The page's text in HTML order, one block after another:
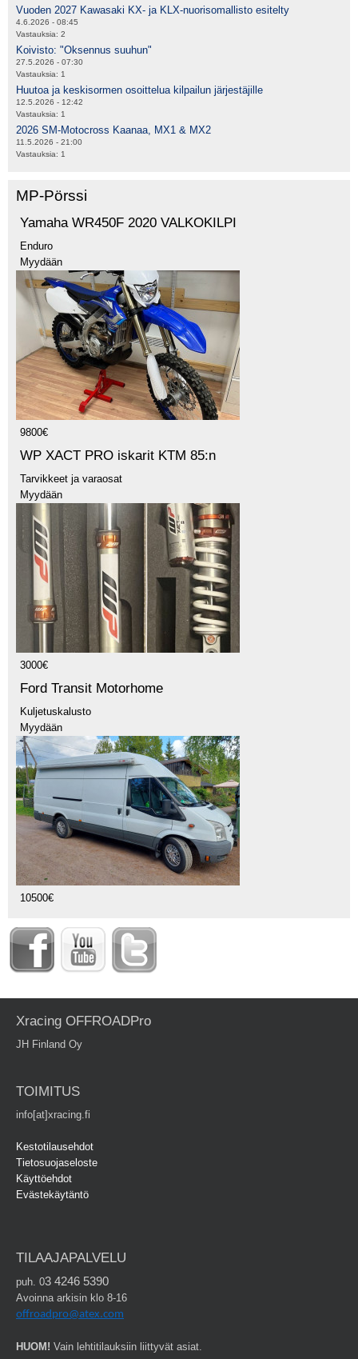
Vuoden 2027 Kawasaki KX- ja KLX-nuorisomallisto esitelty
4.6.2026 - 08:45
Vastauksia: 2
Koivisto: "Oksennus suuhun"
27.5.2026 - 07:30
Vastauksia: 1
Huutoa ja keskisormen osoittelua kilpailun järjestäjille
12.5.2026 - 12:42
Vastauksia: 1
2026 SM-Motocross Kaanaa, MX1 & MX2
11.5.2026 - 21:00
Vastauksia: 1
MP-Pörssi
Yamaha WR450F 2020 VALKOKILPI
Enduro
Myydään
9800€
WP XACT PRO iskarit KTM 85:n
Tarvikkeet ja varaosat
Myydään
3000€
Ford Transit Motorhome
Kuljetuskalusto
Myydään
10500€
Xracing OFFROADPro
JH Finland Oy
TOIMITUS
info[at]xracing.fi
Kestotilausehdot
Tietosuojaseloste
Käyttöehdot
Evästekäytäntö
TILAAJAPALVELU
puh. 03 4246 5390
Avoinna arkisin klo 8-16
offroadpro@atex.com
HUOM! Vain lehtitilauksiin liittyvät asiat.